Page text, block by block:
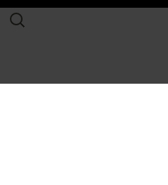
Suchen